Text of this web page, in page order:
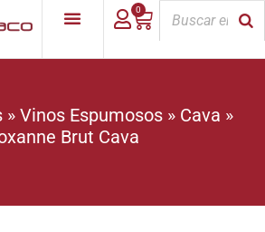
0
» Vinos Espumosos » Cava »
Brut Cava